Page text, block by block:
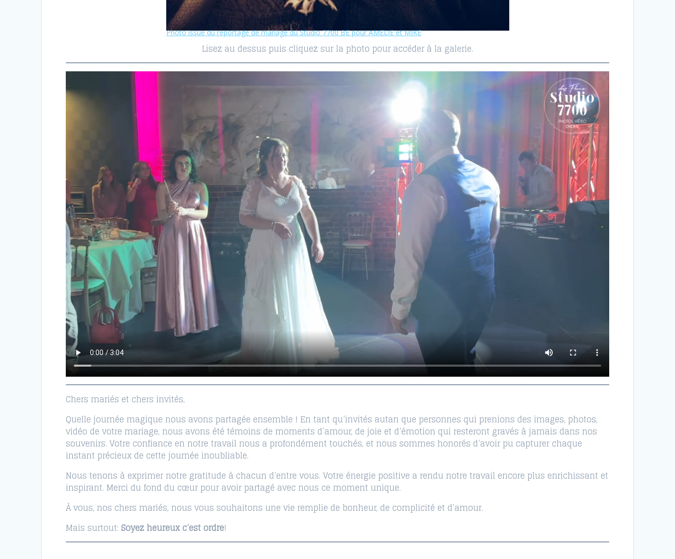
Photo issue du reportage de mariage du Studio 7700 BE pour AMELIE et MIKE
Lisez au dessus puis cliquez sur la photo pour accéder à la galerie.
Chers mariés et chers invités,
Quelle journée magique nous avons partagée ensemble ! En tant qu’invités autan que personnes qui prenions des images, photos,
vidéo de votre mariage, nous avons été témoins de moments d’amour, de joie et d’émotion qui resteront gravés à jamais dans nos
souvenirs. Votre confiance en notre travail nous a profondément touchés, et nous sommes honorés d’avoir pu capturer chaque
instant précieux de cette journée inoubliable.
Nous tenons à exprimer notre gratitude à chacun d’entre vous. Votre énergie positive a rendu notre travail encore plus enrichissant et
inspirant. Merci du fond du cœur pour avoir partagé avec nous ce moment unique.
À vous, nos chers mariés, nous vous souhaitons une vie remplie de bonheur, de complicité et d’amour.
Mais surtout: Soyez heureux c’est ordre!